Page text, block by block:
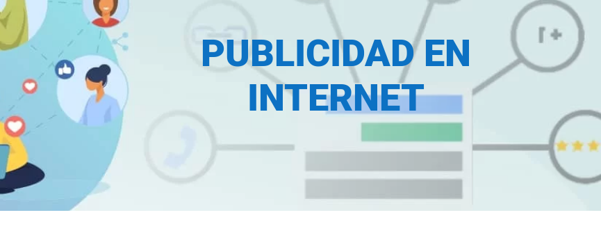
PUBLICIDAD EN
INTERNET